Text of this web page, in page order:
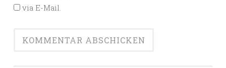
via E-Mail.